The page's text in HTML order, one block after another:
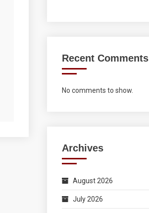
Recent Comments
No comments to show.
Archives
August 2026
July 2026